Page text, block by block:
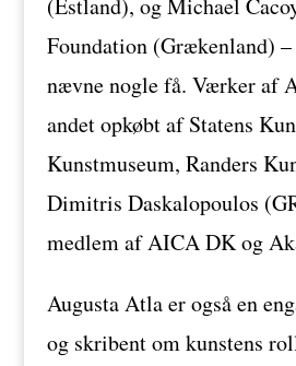
(Estland), og Michael
Foundation (Grækenland)
nævne nogle få. Værker af
andet opkøbt af Statens
Kunstmuseum, Randers
Dimitris Daskalopoulos
medlem af AICA DK og
Augusta Atla er også en
og skribent om kunstens